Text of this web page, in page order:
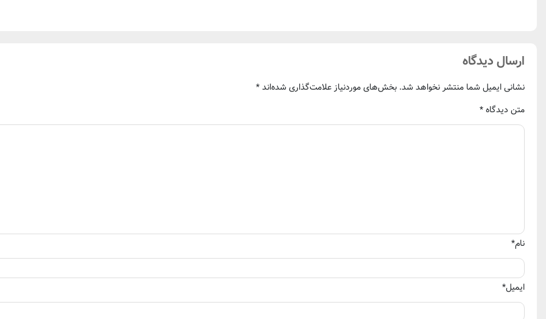
ارسال دیدگاه
نشانی ایمیل شما منتشر نخواهد شد. بخش‌های موردنیاز علامت‌گذاری شده‌اند*
متن دیدگاه*
نام*
ایمیل*